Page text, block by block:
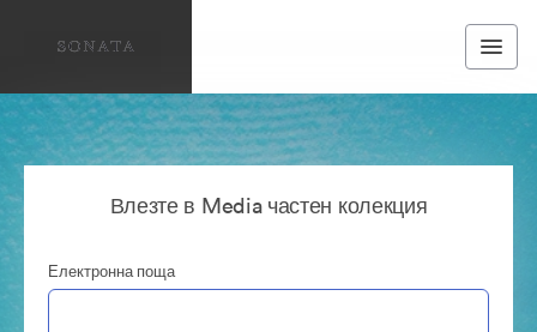
Влезте в Media частен колекция
Електронна поща